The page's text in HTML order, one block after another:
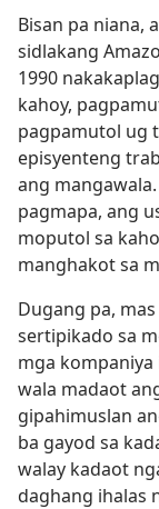
Bisan pa niana,
sidlakang
1990
kahoy,
pagpamutol ug
episyenteng
ang
pagmapa, ang
moputol sa
manghakot sa
Dugang pa,
sertipikado sa
mga
wala madaot
gipahimuslan
ba gayod sa
walay kadaot
daghang ihalas